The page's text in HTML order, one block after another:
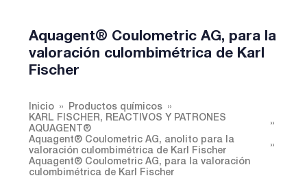
Aquagent® Coulometric AG, para la
valoración culombimétrica de Karl
Fischer
Inicio
Productos químicos
KARL FISCHER, REACTIVOS Y PATRONES
AQUAGENT®
Aquagent® Coulometric AG, anolito para la
valoración culombimétrica de Karl Fischer
Aquagent® Coulometric AG, para la valoración
culombimétrica de Karl Fischer